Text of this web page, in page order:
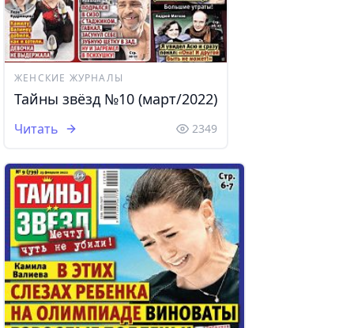
ЖЕНСКИЕ ЖУРНАЛЫ
Тайны звёзд №10 (март/2022)
Читать 2349